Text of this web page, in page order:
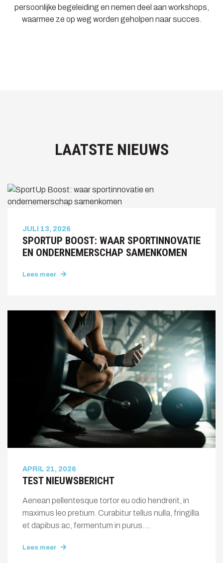
persoonlijke begeleiding en nemen deel aan workshops,
waarmee ze op weg worden geholpen naar succes.
LAATSTE NIEUWS
JULI 13, 2026
SPORTUP BOOST: WAAR SPORTINNOVATIE
EN ONDERNEMERSCHAP SAMENKOMEN
Lees meer
APRIL 21, 2026
TEST NIEUWSBERICHT
Aenean pellentesque tortor eu odio hendrerit, in
maximus leo pretium. Curabitur tellus nulla, fringilla
et dapibus ac, fermentum in purus....
Lees meer